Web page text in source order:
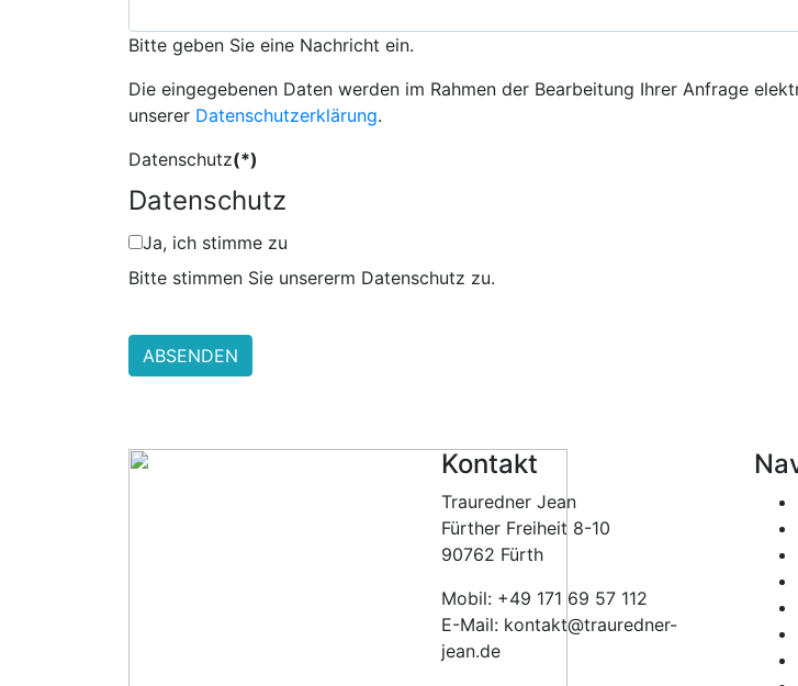
Bitte geben Sie eine Nachricht ein.
Die eingegebenen Daten werden im Rahmen der Bearbeitung Ihrer Anfrage
unserer Datenschutzerklärung.
Datenschutz(*)
Datenschutz
Ja, ich stimme zu
Bitte stimmen Sie unsererm Datenschutz zu.
ABSENDEN
Kontakt
Trauredner Jean
Fürther Freiheit 8-10
90762 Fürth
Mobil: +49 171 69 57 112
E-Mail: kontakt@trauredner-
jean.de